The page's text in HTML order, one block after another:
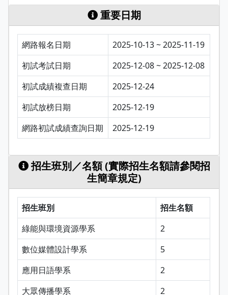
重要日期
網路報名日期
2025-10-13 ~ 2025-11-19
初試考試日期
2025-12-08 ~ 2025-12-08
初試成績複查日期
2025-12-24
初試放榜日期
2025-12-19
網路初試成績查詢日期
2025-12-19
招生班別／名額 (實際招生名額請參閱招
生簡章規定)
招生班別
招生名額
綠能與環境資源學系
2
數位媒體設計學系
5
應用日語學系
2
大眾傳播學系
2